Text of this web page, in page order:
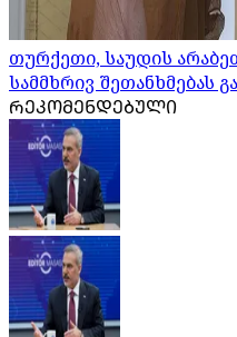
თურქეთი, საუდის
სამმხრივ შეთანხმებას
ᲠᲔᲙᲝᲛᲔᲜᲓᲔᲑᲣᲚᲘ